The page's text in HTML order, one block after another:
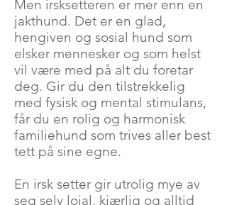
Men irsksetteren er mer enn en
jakthund. Det er en glad,
hengiven og sosial hund som
elsker mennesker og som helst
vil være med på alt du foretar
deg. Gir du den tilstrekkelig
med fysisk og mental stimulans,
får du en rolig og harmonisk
familiehund som trives aller best
tett på sine egne.​
En irsk setter gir utrolig mye av
seg selv lojal, kjærlig og alltid